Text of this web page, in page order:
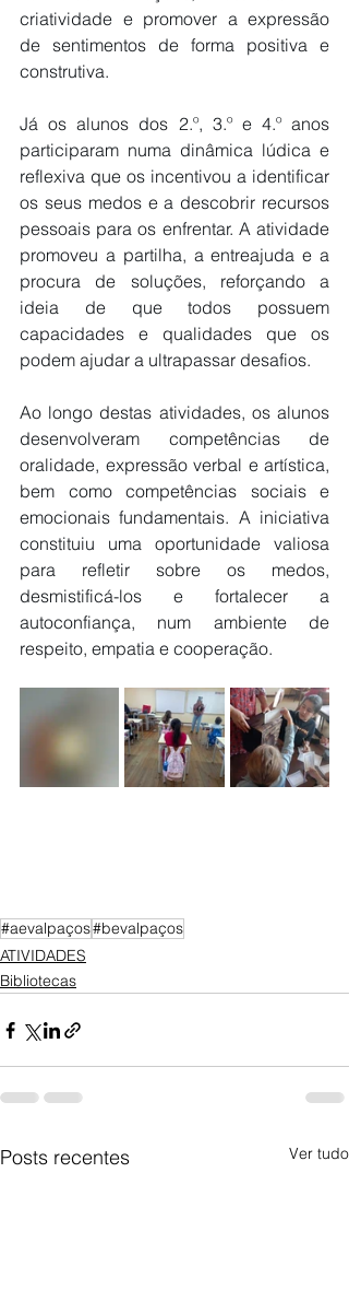
criatividade e promover a expressão
de sentimentos de forma positiva e
construtiva.
Já os alunos dos 2.º, 3.º e 4.º anos
participaram numa dinâmica lúdica e
reflexiva que os incentivou a identificar
os seus medos e a descobrir recursos
pessoais para os enfrentar. A atividade
promoveu a partilha, a entreajuda e a
procura de soluções, reforçando a
ideia de que todos possuem
capacidades e qualidades que os
podem ajudar a ultrapassar desafios.
Ao longo destas atividades, os alunos
desenvolveram competências de
oralidade, expressão verbal e artística,
bem como competências sociais e
emocionais fundamentais. A iniciativa
constituiu uma oportunidade valiosa
para refletir sobre os medos,
desmistificá-los e fortalecer a
autoconfiança, num ambiente de
respeito, empatia e cooperação.
#aevalpaços#bevalpaços
ATIVIDADES
Bibliotecas
Posts recentes Ver tudo